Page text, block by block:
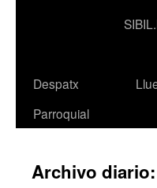
Despatx
Parroquial
Archivo diario: